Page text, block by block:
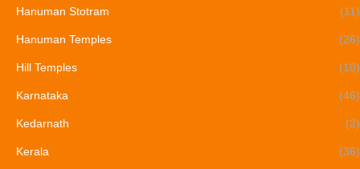
Hanuman Stotram (11)
Hanuman Temples (26)
Hill Temples (10)
Karnataka (46)
Kedarnath (2)
Kerala (36)